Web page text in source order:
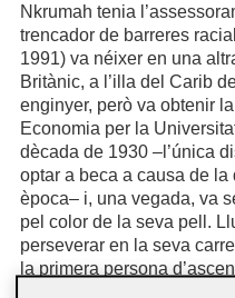
Nkrumah tenia
trencador de barreres
1991) va néixer en una
Britànic, a l’illa del Carib
enginyer, però va obtenir
Economia per la
dècada de 1930 –l’única
optar a beca a causa de
època– i, una vegada, va
pel color de la seva pell.
perseverar en la seva
la primera persona